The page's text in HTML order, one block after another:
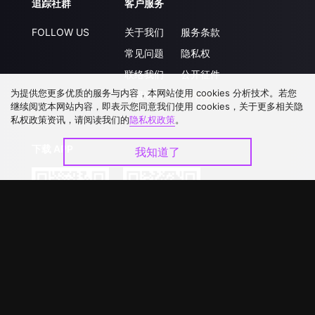
追踪社群
FOLLOW US
客户服务
关于我们
常见问题
联络我们
升级VIP
服务条款
隐私权
公开征件
合作洽談
为提供您更多优质的服务与内容，本网站使用 cookies 分析技术。若您
继续阅览本网站内容，即表示您同意我们使用 cookies，关于更多相关隐
私权政策资讯，请阅读我们的隐私权政策。
我知道了